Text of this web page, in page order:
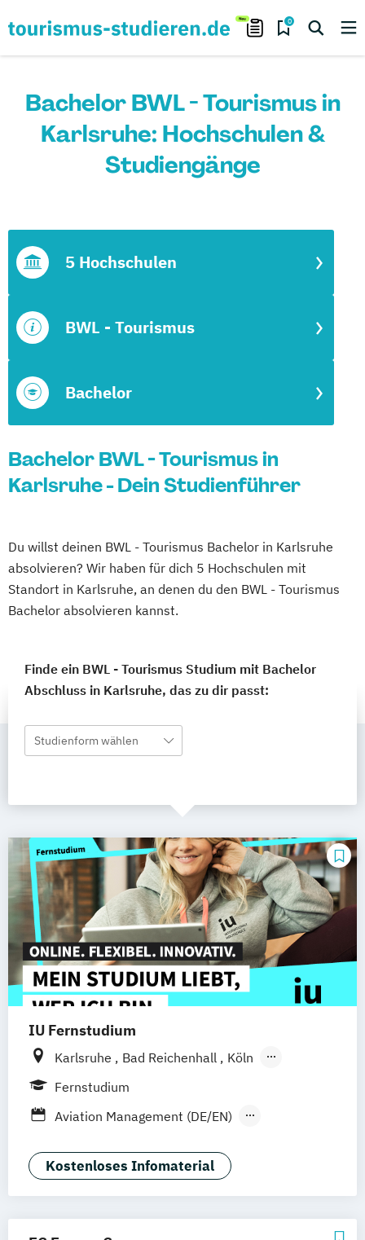
0
Bachelor BWL - Tourismus in
Karlsruhe: Hochschulen &
Studiengänge
Bachelor
BWL - Tourismus
5 Hochschulen
Bachelor BWL - Tourismus in
Karlsruhe - Dein Studienführer
Du willst deinen BWL - Tourismus Bachelor in Karlsruhe
absolvieren? Wir haben für dich 5 Hochschulen mit
Standort in Karlsruhe, an denen du den BWL - Tourismus
Bachelor absolvieren kannst.
Finde ein BWL - Tourismus Studium mit Bachelor
Abschluss in Karlsruhe, das zu dir passt:
Studienform wählen
IU Fernstudium
Karlsruhe Bad Reichenhall
Köln
Rostock
Aachen
Basel Bielefeld Deggendorf
Kassel Oberhausen Offenbach
Saarbrücken Neu-Ulm Graz
Wien Zürich Augsburg Freising
Friedrichshafen Klagenfurt Magdeburg
Fernstudium
Aviation Management (DE/EN)
General Management
Tourismusmanagement
Kostenloses Infomaterial